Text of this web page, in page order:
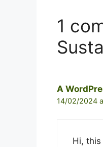
1
A
14/02/2024
Hi,